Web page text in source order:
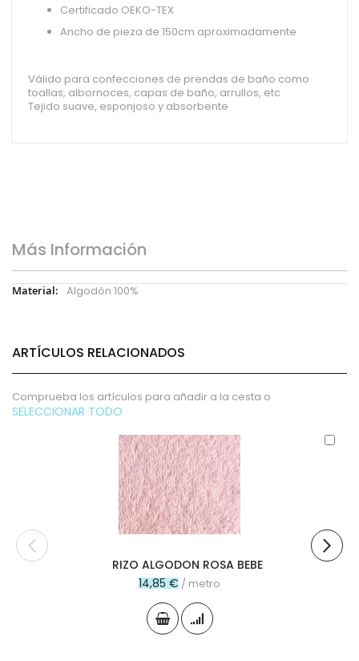
Certificado OEKO-TEX
Ancho de pieza de 150cm aproximadamente
Válido para confecciones de prendas de baño como
toallas, albornoces, capas de baño, arrullos, etc
Tejido suave, esponjoso y absorbente
Más Información
Más
Algodón 100%
ARTÍCULOS RELACIONADOS
Comprueba los artículos para añadir a la cesta o
SELECCIONAR TODO
RIZO ALGODON ROSA BEBE
14,85 € / metro